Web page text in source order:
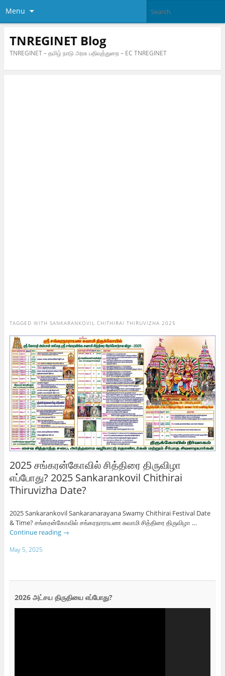
Menu
TNREGINET Blog
TNREGINET – தமிழ் நாடு அரசு பதிவுத்துறை – EC TNREGINET
TAGGED WITH SANKARANKOVIL CHITHIRAI THIRUVIZHA 2025
2025 சங்கரன்கோவில் சித்திரை திருவிழா
எப்போது? 2025 Sankarankovil Chithirai
Thiruvizha Date?
2025 Sankarankovil Sankaranarayana Swamy Chithirai Festival Date
& Time? சங்கரன்கோவில் சங்கரநாராயண சுவாமி சித்திரை திருவிழா …
Continue reading →
May 5, 2025
2026 அட்சய திருதியை எப்போது?